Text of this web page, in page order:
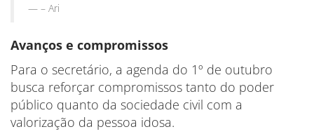
– Ari
Avanços e compromissos
Para o secretário, a agenda do 1º de outubro
busca reforçar compromissos tanto do poder
público quanto da sociedade civil com a
valorização da pessoa idosa.